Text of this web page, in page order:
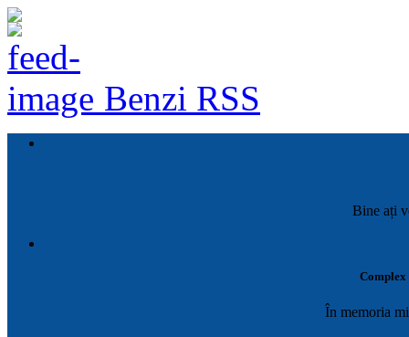
Benzi RSS
Bine ați
În memoria